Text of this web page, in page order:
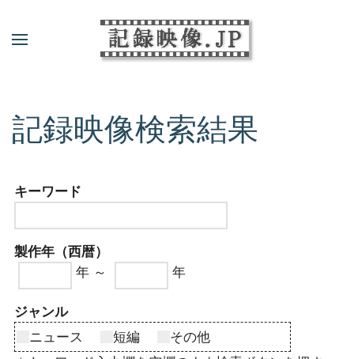
記録映像検索結果
キーワード
製作年（西暦）
年 ～
年
ジャンル
ニュース
短編
その他